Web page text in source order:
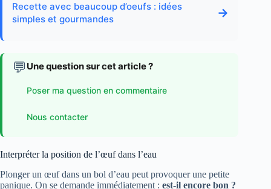
Recette avec beaucoup d’oeufs : idées
simples et gourmandes
→
💬 Une question sur cet article ?
Poser ma question en commentaire
Nous contacter
Interpréter la position de l’œuf dans l’eau
Plonger un œuf dans un bol d’eau peut provoquer une petite
panique. On se demande immédiatement : est‑il encore bon ?